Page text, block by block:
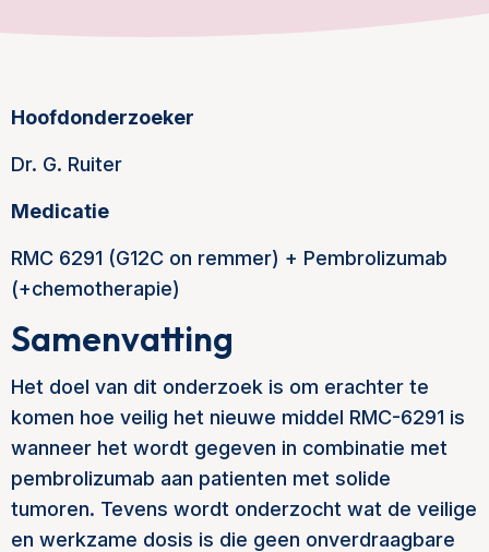
Hoofdonderzoeker
Dr. G. Ruiter
Medicatie
RMC 6291 (G12C on remmer) + Pembrolizumab
(+chemotherapie)
Samenvatting
Het doel van dit onderzoek is om erachter te
komen hoe veilig het nieuwe middel RMC-6291 is
wanneer het wordt gegeven in combinatie met
pembrolizumab aan patienten met solide
tumoren. Tevens wordt onderzocht wat de veilige
en werkzame dosis is die geen onverdraagbare